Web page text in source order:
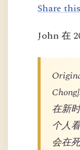
Share
John 在
在新
个人
会在